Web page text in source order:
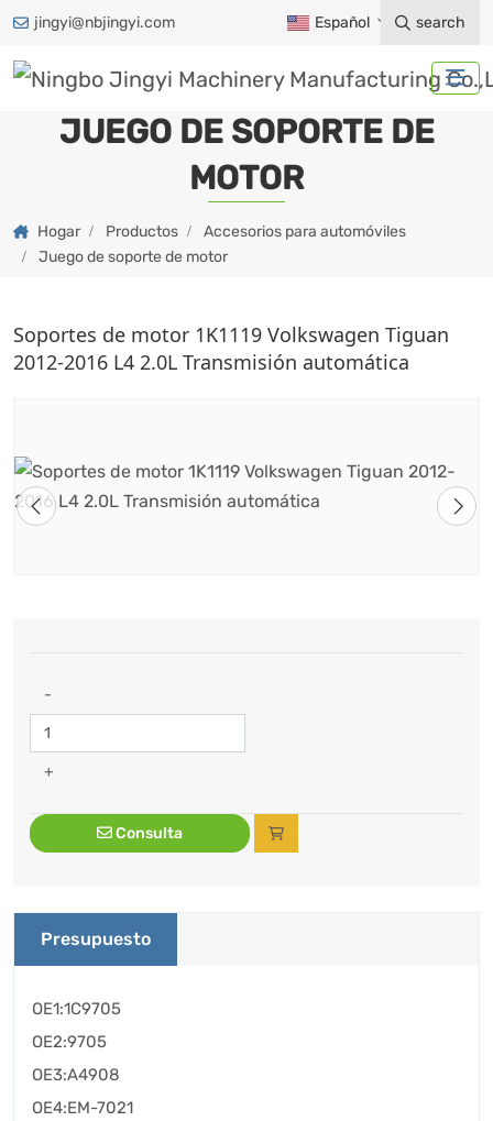
jingyi@nbjingyi.com Español search
JUEGO DE SOPORTE DE
MOTOR
Hogar Productos
Accesorios para automóviles
Juego de soporte de motor
Soportes de motor 1K1119 Volkswagen Tiguan
2012-2016 L4 2.0L Transmisión automática
-
+
Consulta
Presupuesto
OE1:1C9705
OE2:9705
OE3:A4908
OE4:EM-7021